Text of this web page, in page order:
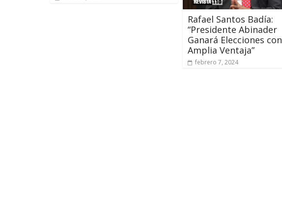
Rafael Santos Badía:
“Presidente Abinader
Ganará Elecciones con
Amplia Ventaja”
febrero 7, 2024